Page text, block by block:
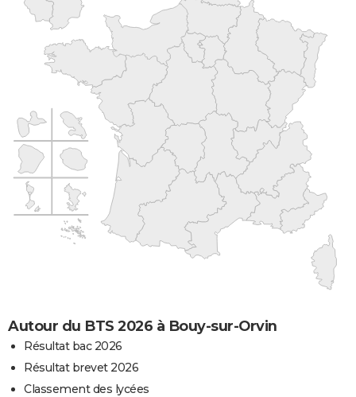
Autour du BTS 2026 à Bouy-sur-Orvin
Résultat bac 2026
Résultat brevet 2026
Classement des lycées